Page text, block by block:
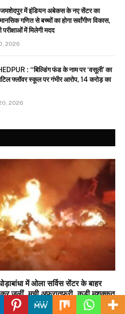
जमशेदपुर में इंडियन अबेकस के नए सेंटर का
गणित से बच्चों का होगा सर्वांगीण विकास,
परीक्षाओं में मिलेगी मदद
2026
: “बिल्डिंग फंड के नाम पर ‘वसूली’ का
फ्लॉवर स्कूल पर गंभीर आरोप, 14 करोड़ का
2026
में ओला सर्विस सेंटर के बाहर
कर जलीं, मची अफरातफरी, कड़ी मशक्कत
काबू